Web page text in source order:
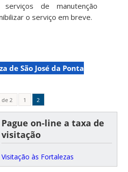
de manutenção
o serviço em breve.
de São José da Ponta
de 2 1 2
Pague on-line a taxa de
visitação
Visitação às Fortalezas